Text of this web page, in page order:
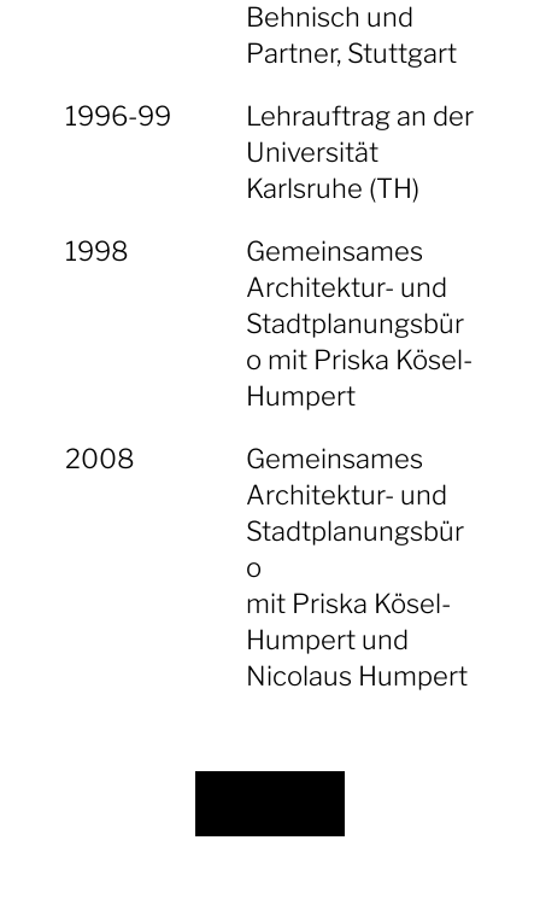
Behnisch und
Partner, Stuttgart
1996-99
Lehrauftrag an der
Universität
Karlsruhe (TH)
1998
Gemeinsames
Architektur- und
Stadtplanungsbür
o mit Priska Kösel-
Humpert
2008
Gemeinsames
Architektur- und
Stadtplanungsbür
o
mit Priska Kösel-
Humpert und
Nicolaus Humpert